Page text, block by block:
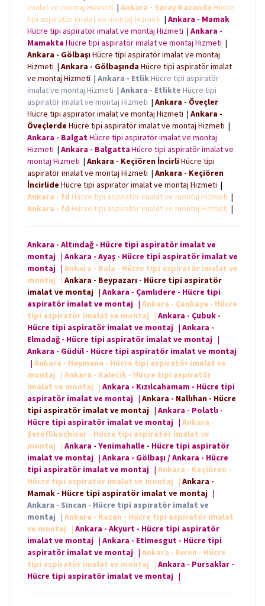
imalat ve montaj Hizmeti | Ankara - Saray Kazanda Hücre
tipi aspiratör imalat ve montaj Hizmeti | Ankara - Mamak
Hücre tipi aspiratör imalat ve montaj Hizmeti | Ankara -
Mamakta Hücre tipi aspiratör imalat ve montaj Hizmeti |
Ankara - GölbaşıHücre tipi aspiratör imalat ve montaj
Hizmeti | Ankara - Gölbaşında Hücre tipi aspiratör imalat
ve montaj Hizmeti | Ankara - EtlikHücre tipi aspiratör
imalat ve montaj Hizmeti | Ankara - Etlikte Hücre tipi
aspiratör imalat ve montaj Hizmeti | Ankara - Öveçler
Hücre tipi aspiratör imalat ve montaj Hizmeti | Ankara -
Öveçlerde Hücre tipi aspiratör imalat ve montaj Hizmeti |
Ankara - BalgatHücre tipi aspiratör imalat ve montaj
Hizmeti | Ankara - Balgatta Hücre tipi aspiratör imalat ve
montaj Hizmeti | Ankara - Keçiören İncirliHücre tipi
aspiratör imalat ve montaj Hizmeti | Ankara - Keçiören
İncirlide Hücre tipi aspiratör imalat ve montaj Hizmeti |
Ankara - fd Hücre tipi aspiratör imalat ve montaj Hizmeti |
Ankara - fd Hücre tipi aspiratör imalat ve montaj Hizmeti |
Ankara - Altındağ - Hücre tipi aspiratör imalat ve
montaj | Ankara - Ayaş - Hücre tipi aspiratör imalat ve
montaj | Ankara - Bala - Hücre tipi aspiratör imalat ve
montaj | Ankara - Beypazarı - Hücre tipi aspiratör
imalat ve montaj | Ankara - Çamlıdere - Hücre tipi
aspiratör imalat ve montaj | Ankara - Çankaya - Hücre
tipi aspiratör imalat ve montaj | Ankara - Çubuk -
Hücre tipi aspiratör imalat ve montaj | Ankara -
Elmadağ - Hücre tipi aspiratör imalat ve montaj |
Ankara - Güdül - Hücre tipi aspiratör imalat ve montaj
| Ankara - Haymana - Hücre tipi aspiratör imalat ve
montaj | Ankara - Kalecik - Hücre tipi aspiratör
imalat ve montaj | Ankara - Kızılcahamam - Hücre tipi
aspiratör imalat ve montaj | Ankara - Nallıhan - Hücre
tipi aspiratör imalat ve montaj | Ankara - Polatlı -
Hücre tipi aspiratör imalat ve montaj | Ankara -
Şereflikoçhisar - Hücre tipi aspiratör imalat ve
montaj | Ankara - Yenimahalle - Hücre tipi aspiratör
imalat ve montaj | Ankara - Gölbaşı / Ankara - Hücre
tipi aspiratör imalat ve montaj | Ankara - Keçiören -
Hücre tipi aspiratör imalat ve montaj | Ankara -
Mamak - Hücre tipi aspiratör imalat ve montaj |
Ankara - Sincan - Hücre tipi aspiratör imalat ve
montaj | Ankara - Kazan - Hücre tipi aspiratör imalat
ve montaj | Ankara - Akyurt - Hücre tipi aspiratör
imalat ve montaj | Ankara - Etimesgut - Hücre tipi
aspiratör imalat ve montaj | Ankara - Evren - Hücre
tipi aspiratör imalat ve montaj | Ankara - Pursaklar -
Hücre tipi aspiratör imalat ve montaj |